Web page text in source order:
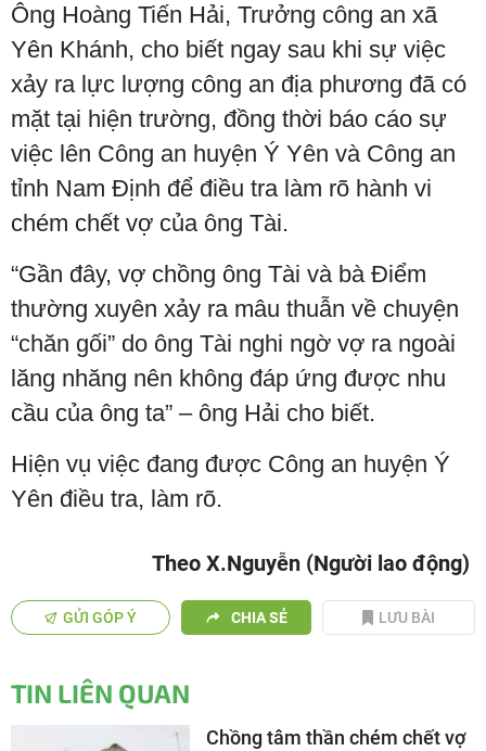
Ông Hoàng Tiến Hải, Trưởng công an xã
Yên Khánh, cho biết ngay sau khi sự việc
xảy ra lực lượng công an địa phương đã có
mặt tại hiện trường, đồng thời báo cáo sự
việc lên Công an huyện Ý Yên và Công an
tỉnh Nam Định để điều tra làm rõ hành vi
chém chết vợ của ông Tài.
“Gần đây, vợ chồng ông Tài và bà Điểm
thường xuyên xảy ra mâu thuẫn về chuyện
“chăn gối” do ông Tài nghi ngờ vợ ra ngoài
lăng nhăng nên không đáp ứng được nhu
cầu của ông ta” – ông Hải cho biết.
Hiện vụ việc đang được Công an huyện Ý
Yên điều tra, làm rõ.
Theo X.Nguyễn (Người lao động)
GỬI GÓP Ý CHIA SẺ LƯU BÀI
TIN LIÊN QUAN
Chồng tâm thần chém chết vợ